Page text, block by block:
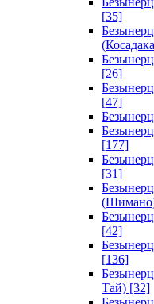
[35]
[26]
[47]
[177]
[31]
[42]
[136]
Тай) [32]